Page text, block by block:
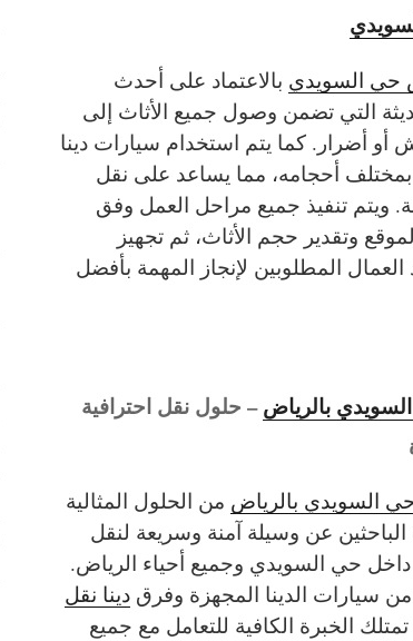
حي السويدي بالاعتماد على أحدث
التي تضمن وصول جميع الأثاث إلى
أضرار. كما يتم استخدام سيارات دينا
أحجامه، مما يساعد على نقل
ويتم تنفيذ جميع مراحل العمل وفق
وتقدير حجم الأثاث، ثم تجهيز
المطلوبين لإنجاز المهمة بأفضل
بالرياض– حلول نقل احترافية
السويدي بالرياض من الحلول المثالية
الباحثين عن وسيلة آمنة وسريعة لنقل
داخل حي السويدي وجميع أحياء الرياض.
سيارات الدينا المجهزة وفرق دينا نقل
الخبرة الكافية للتعامل مع جميع